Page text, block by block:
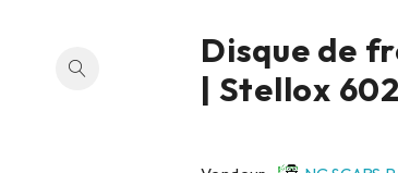
Disque de
| Stellox